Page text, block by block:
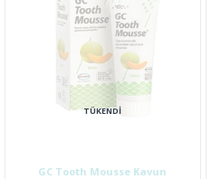
TÜKENDI
GC Tooth Mousse Kavun